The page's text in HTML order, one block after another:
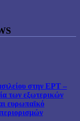
στην ΕΡΤ –
των εξωτερικών
ευρωπαϊκό